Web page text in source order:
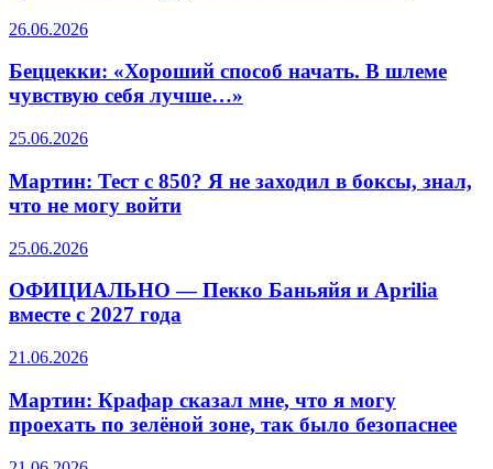
26.06.2026
Беццекки: «Хороший способ начать. В шлеме
чувствую себя лучше…»
25.06.2026
Мартин: Тест с 850? Я не заходил в боксы, знал,
что не могу войти
25.06.2026
ОФИЦИАЛЬНО — Пекко Баньяйя и Aprilia
вместе с 2027 года
21.06.2026
Мартин: Крафар сказал мне, что я могу
проехать по зелёной зоне, так было безопаснее